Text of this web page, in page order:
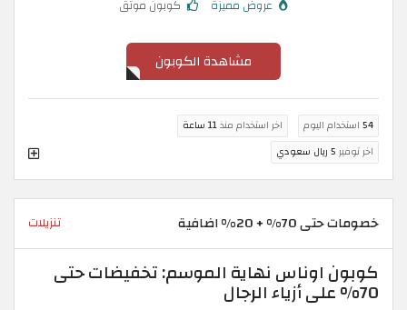
عروض مميزة كوبون موثق
مشاهدة الكوبون
54 استخدام اليوم اخر استخدام منذ11 ساعة
اخر توفير 5 ريال سعودي
خصومات حتى 70% + 20% اضافية تنزيلات
كوبون اوناس نهاية الموسم: تخفيضات حتى
70% على أزياء الرجال